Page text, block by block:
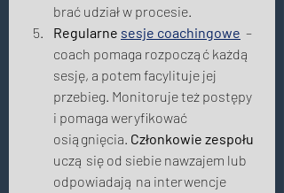
brać udział w procesie.
Regularne sesje coachingowe –
coach pomaga rozpocząć każdą
sesję, a potem facylituje jej
przebieg. Monitoruje też postępy
i pomaga weryfikować
osiągnięcia. Członkowie zespołu
uczą się od siebie nawzajem lub
odpowiadają na interwencje